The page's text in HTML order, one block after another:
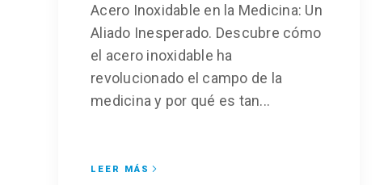
Acero Inoxidable en la Medicina: Un
Aliado Inesperado. Descubre cómo
el acero inoxidable ha
revolucionado el campo de la
medicina y por qué es tan...
LEER MÁS